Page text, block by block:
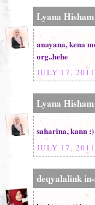
Lyana Hisham
anayana, kena
org..hehe
JULY 17,
Lyana Hisham
saharina, kann :)
JULY 17,
deqyalalink